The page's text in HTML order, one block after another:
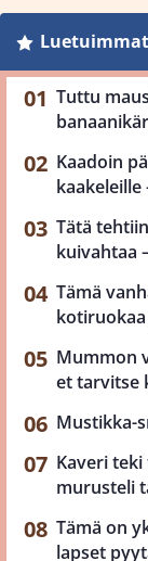
Luetuimmat
Tuttu
Kaadoin
Tätä
kuivahtaa
Tämä
Mummon
et tarvitse
Mustikka-
Kaveri
murusteli
Tämä on
lapset